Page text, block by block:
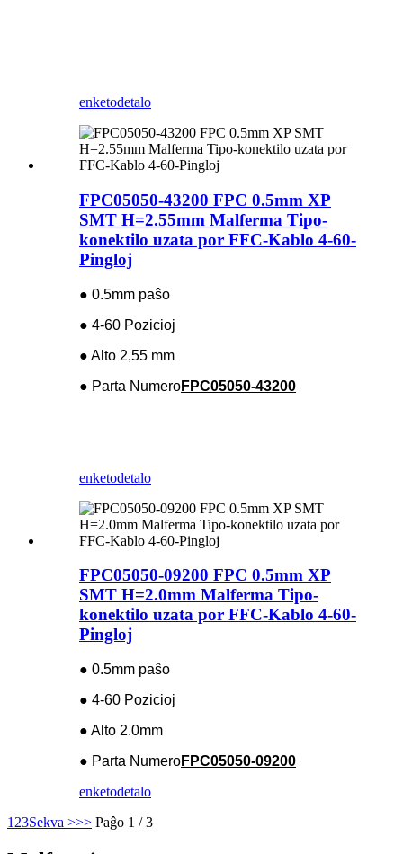
enketodetalo
FPC05050-43200 FPC 0.5mm XP
SMT H=2.55mm Malferma Tipo-
konektilo uzata por FFC-Kablo 4-60-
Pingloj
● 0.5mm paŝo
● 4-60 Pozicioj
● Alto 2,55 mm
● Parta NumeroFPC05050-43200
enketodetalo
FPC05050-09200 FPC 0.5mm XP
SMT H=2.0mm Malferma Tipo-
konektilo uzata por FFC-Kablo 4-60-
Pingloj
● 0.5mm paŝo
● 4-60 Pozicioj
● Alto 2.0mm
● Parta NumeroFPC05050-09200
enketodetalo
1 23Sekva >>> Paĝo 1 / 3